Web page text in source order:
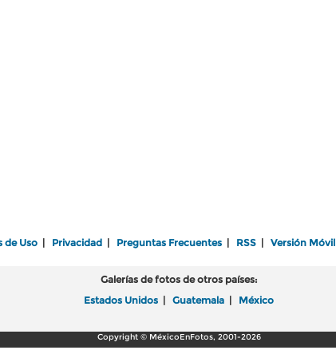
de Uso Privacidad Preguntas Frecuentes RSS Versión Móvil
Galerías de fotos de otros países:
Estados Unidos
Guatemala México
Copyright © MéxicoEnFotos, 2001-2026